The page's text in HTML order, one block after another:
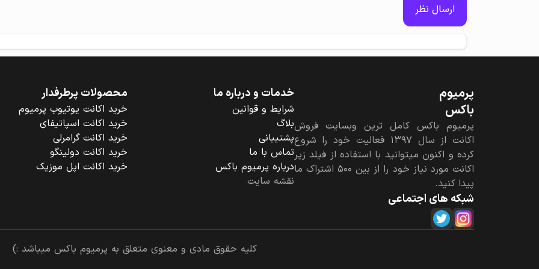
ارسال نظر
پرمیوم‌
باکس
پرمیوم باکس کامل ترین وبسایت فروش
اکانت از سال ۱۳۹۷ فعالیت خود را شروع
کرده و اکنون میتوانید با استفاده از فیلد زیر
اکانت مورد نیاز خود را از بین ۵۰۰ اشتراک ما
پیدا کنید.
شبکه های اجتماعی
خدمات و درباره ما
شرایط و قوانین
بلاگ
پشتیبانی
تماس با ما
درباره پرمیوم باکس
نقشه سایت
محصولات پرطرفدار
خرید اکانت یوتیوب پرمیوم
خرید اکانت اسپاتیفای
خرید اکانت گرامرلی
خرید اکانت دولینگو
خرید اکانت اپل موزیک
کلیه حقوق مادی و معنوی متعلق به پرمیوم باکس میباشد :)